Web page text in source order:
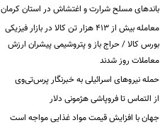
باندهای مسلح شرارت و اغتشاش در استان کرمان
معامله بیش از ۴۱۳ هزار تن کالا در بازار فیزیکی
بورس کالا / حراج باز و پتروشیمی پیشران ارزش
معاملات روز شدند
حمله نیروهای اسرائیلی به خبرنگار پرس‌تی‌وی
از التماس تا فروپاشی هژمونی دلار
جهان با افزایش قیمت مواد غذایی مواجه است